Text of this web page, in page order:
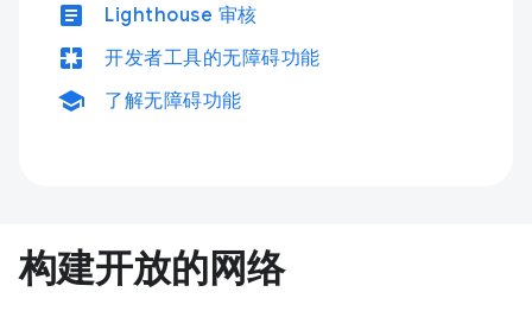
article Lighthouse 审核
pages 开发者工具的无障碍功能
school 了解无障碍功能
构建开放的网络